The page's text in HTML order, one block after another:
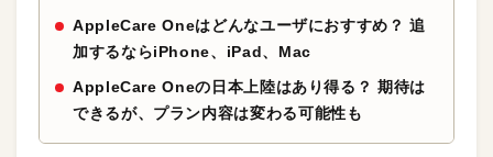
AppleCare Oneはどんなユーザにおすすめ？ 追
加するならiPhone、iPad、Mac
AppleCare Oneの日本上陸はあり得る？ 期待は
できるが、プラン内容は変わる可能性も